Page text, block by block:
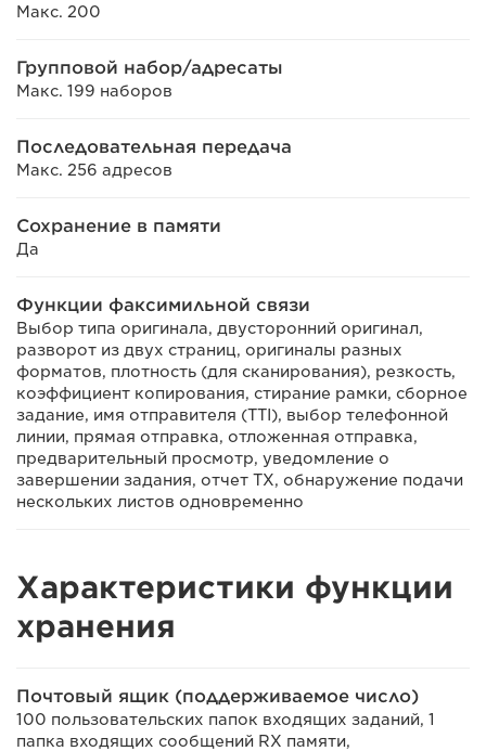
Макс. 200
Групповой набор/адресаты
Макс. 199 наборов
Последовательная передача
Макс. 256 адресов
Сохранение в памяти
Да
Функции факсимильной связи
Выбор типа оригинала, двусторонний оригинал,
разворот из двух страниц, оригиналы разных
форматов, плотность (для сканирования), резкость,
коэффициент копирования, стирание рамки, сборное
задание, имя отправителя (TTI), выбор телефонной
линии, прямая отправка, отложенная отправка,
предварительный просмотр, уведомление о
завершении задания, отчет TX, обнаружение подачи
нескольких листов одновременно
Характеристики функции
хранения
Почтовый ящик (поддерживаемое число)
100 пользовательских папок входящих заданий, 1
папка входящих сообщений RX памяти,